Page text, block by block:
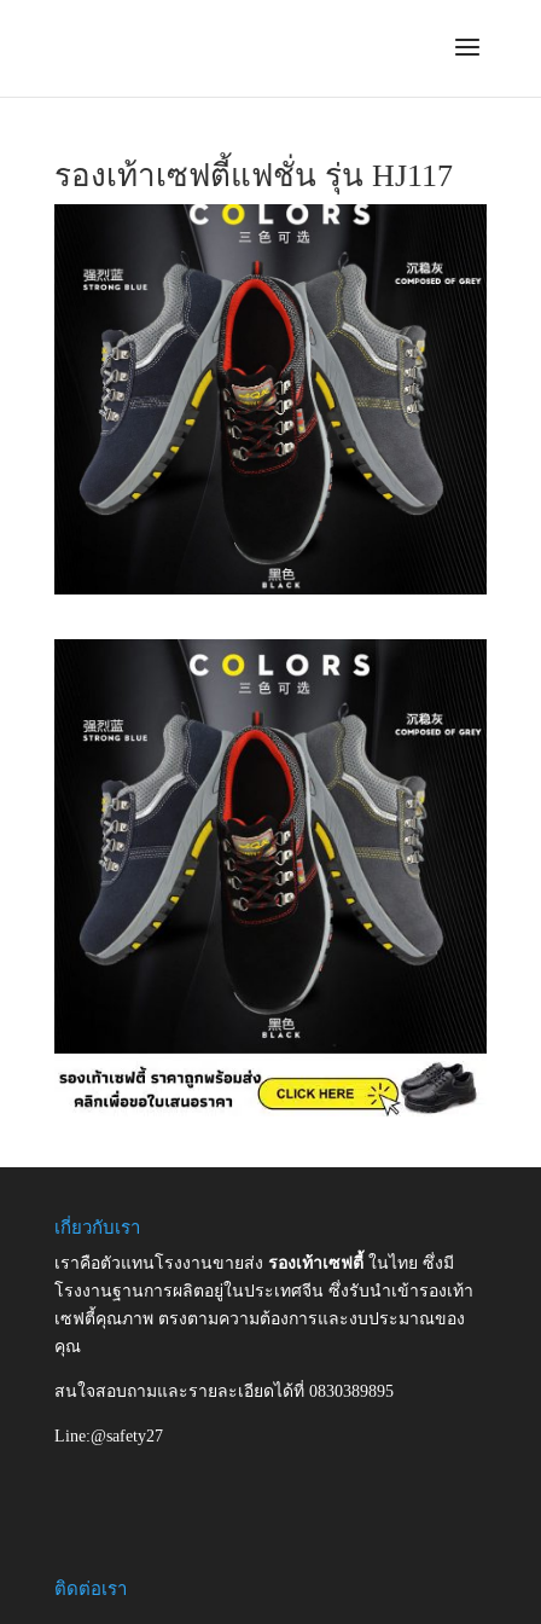
รองเท้าเซฟตี้แฟชั่น รุ่น HJ117
เกี่ยวกับเรา
เราคือตัวแทนโรงงานขายส่ง รองเท้าเซฟตี้ ในไทย ซึ่งมี
โรงงานฐานการผลิตอยู่ในประเทศจีน ซึ่งรับนำเข้ารองเท้า
เซฟตี้คุณภาพ ตรงตามความต้องการและงบประมาณของ
คุณ
สนใจสอบถามและรายละเอียดได้ที่ 0830389895
Line:@safety27
ติดต่อเรา